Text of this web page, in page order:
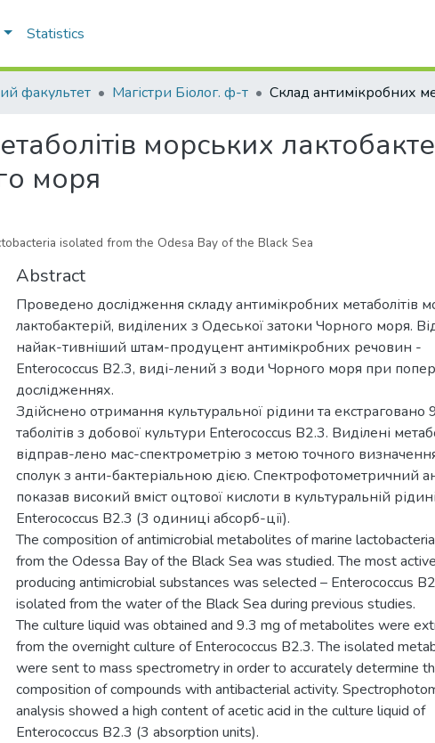
Statistics
факультет Магістри Біолог. ф-т
морських
моря
isolated from the Odesa Bay of the Black Sea
Abstract
Проведено дослідження складу антимікробних метаболітів
лактобактерій, виділених з Одеської затоки Чорного моря.
найак-тивніший штам-продуцент антимікробних речовин -
Enterococcus В2.3, виді-лений з води Чорного моря при
дослідженнях.
Здійснено отримання культуральної рідини та екстраговано
таболітів з добової культури Enterococcus В2.3. Виділені
відправ-лено мас-спектрометрію з метою точного
сполук з анти-бактеріальною дією. Спектрофотометричний
показав високий вміст оцтової кислоти в культуральній рідині
Enterococcus В2.3 (3 одиниці абсорб-ції).
The composition of antimicrobial metabolites of marine
from the Odessa Bay of the Black Sea was studied. The most
producing antimicrobial substances was selected – Enterococcus
isolated from the water of the Black Sea during previous studies.
The culture liquid was obtained and 9.3 mg of metabolites were
from the overnight culture of Enterococcus B2.3. The isolated
were sent to mass spectrometry in order to accurately determine
composition of compounds with antibacterial activity.
analysis showed a high content of acetic acid in the culture liquid of
Enterococcus B2.3 (3 absorption units).